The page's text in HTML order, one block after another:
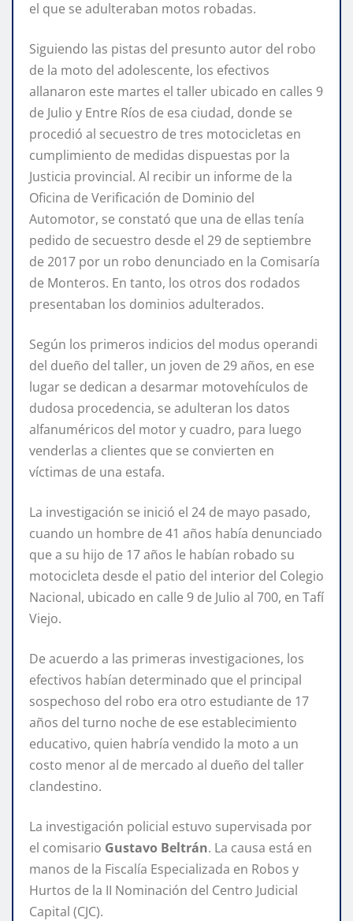
el que se adulteraban motos robadas.
Siguiendo las pistas del presunto autor del robo
de la moto del adolescente, los efectivos
allanaron este martes el taller ubicado en calles 9
de Julio y Entre Ríos de esa ciudad, donde se
procedió al secuestro de tres motocicletas en
cumplimiento de medidas dispuestas por la
Justicia provincial. Al recibir un informe de la
Oficina de Verificación de Dominio del
Automotor, se constató que una de ellas tenía
pedido de secuestro desde el 29 de septiembre
de 2017 por un robo denunciado en la Comisaría
de Monteros. En tanto, los otros dos rodados
presentaban los dominios adulterados.
Según los primeros indicios del modus operandi
del dueño del taller, un joven de 29 años, en ese
lugar se dedican a desarmar motovehículos de
dudosa procedencia, se adulteran los datos
alfanuméricos del motor y cuadro, para luego
venderlas a clientes que se convierten en
víctimas de una estafa.
La investigación se inició el 24 de mayo pasado,
cuando un hombre de 41 años había denunciado
que a su hijo de 17 años le habían robado su
motocicleta desde el patio del interior del Colegio
Nacional, ubicado en calle 9 de Julio al 700, en Tafí
Viejo.
De acuerdo a las primeras investigaciones, los
efectivos habían determinado que el principal
sospechoso del robo era otro estudiante de 17
años del turno noche de ese establecimiento
educativo, quien habría vendido la moto a un
costo menor al de mercado al dueño del taller
clandestino.
La investigación policial estuvo supervisada por
el comisario Gustavo Beltrán. La causa está en
manos de la Fiscalía Especializada en Robos y
Hurtos de la II Nominación del Centro Judicial
Capital (CJC).